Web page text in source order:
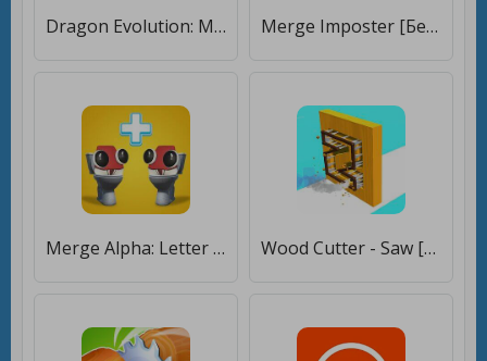
Dragon Evolution: Merge Idle [Бесплатные покупки] Merge Imposter [Бесплатные покупки]
Merge Alpha: Letter Run [Бесплатные покупки] Wood Cutter - Saw [Много денег]